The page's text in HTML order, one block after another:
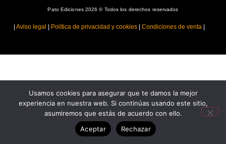
Pato Ediciones 2026 © Todos los derechos reservados
Aviso legal Política de privacidad y cookies| Condiciones de venta|
Usamos cookies para asegurar que te damos la mejor
experiencia en nuestra web. Si continúas usando este sitio,
asumiremos que estás de acuerdo con ello.
Aceptar
Rechazar